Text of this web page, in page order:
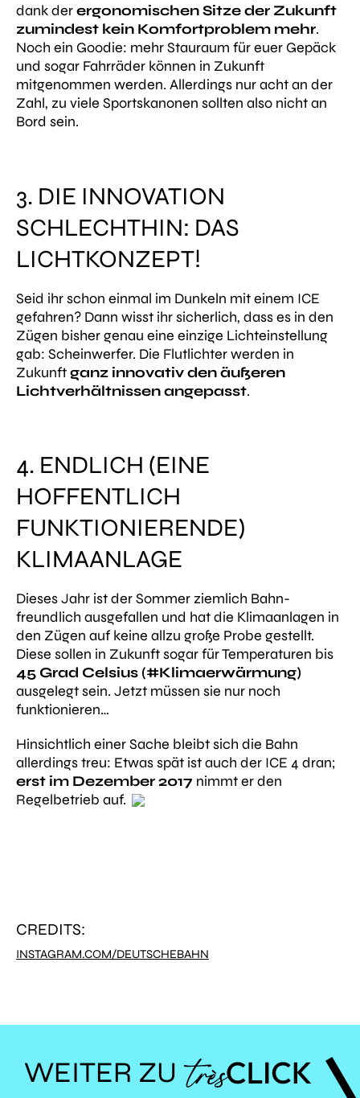
dank derergonomischen Sitze der Zukunft
zumindest kein Komfortproblem mehr.
Noch ein Goodie: mehr Stauraum für euer Gepäck
und sogar Fahrräder können in Zukunft
mitgenommen werden. Allerdings nur acht an der
Zahl, zu viele Sportskanonen sollten also nicht an
Bord sein.
3. DIE INNOVATION
SCHLECHTHIN: DAS
LICHTKONZEPT!
Seid ihr schon einmal im Dunkeln mit einem ICE
gefahren? Dann wisst ihr sicherlich, dass es in den
Zügen bisher genau eine einzige Lichteinstellung
gab: Scheinwerfer. Die Flutlichter werden in
Zukunftganz innovativ den äußeren
Lichtverhältnissen angepasst.
4. ENDLICH (EINE
HOFFENTLICH
FUNKTIONIERENDE)
KLIMAANLAGE
Dieses Jahr ist der Sommer ziemlich Bahn-
freundlich ausgefallen und hat die Klimaanlagen in
den Zügen auf keine allzu große Probe gestellt.
Diese sollen in Zukunft sogar für Temperaturen bis
45 Grad Celsius (#Klimaerwärmung)
ausgelegt sein. Jetzt müssen sie nur noch
funktionieren…
Hinsichtlich einer Sache bleibt sich die Bahn
allerdings treu: Etwas spät ist auch der ICE 4 dran;
erst im Dezember 2017 nimmt er den
Regelbetrieb auf.
CREDITS:
INSTAGRAM.COM/DEUTSCHEBAHN
WEITER ZU